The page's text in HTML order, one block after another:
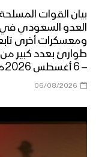
بيان القوات
العدو السعودي في
ومعسكرات أخرى
طوارئ بعدد كبير من
– 6 أغسطس 2026م #التصعيد_بالتصعيد
06/08/2026